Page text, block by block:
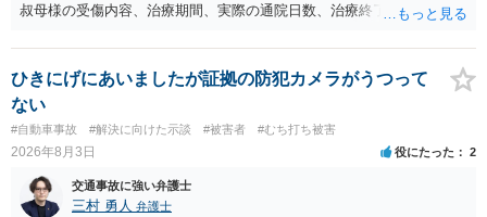
叔母様の受傷内容、治療期間、実際の通院日数、治療終了の経緯、後
確認する必要があります。保険会社から提示される慰謝料額について
は、弁護士が介入することにより増額を検討できる場合がありますの
で、以下の資料・情報を準備した上で、弁護士に個別に相談すること
をお勧めいたします。 ・相手方保険会社から届いている示談金額の提
示書類 ・叔母様の診断名、けがの内容 ・治療開始日及び治療終了日
・入院の有無、通院回数 ・現在も症状が残っているか ・叔母様ご本人
やご家族等が加入している保険に、今回の事故で利用できる弁護士費
用特約が付帯しているか なお、被害者は叔母様ご本人となりますの
ひきにげにあいましたが証拠の防犯カメラがうつって
ない
#自動車事故 #解決に向けた示談 #被害者 #むち打ち被害
2026年8月3日 役にたった 2
交通事故に強い弁護士
三村 勇人 弁護士